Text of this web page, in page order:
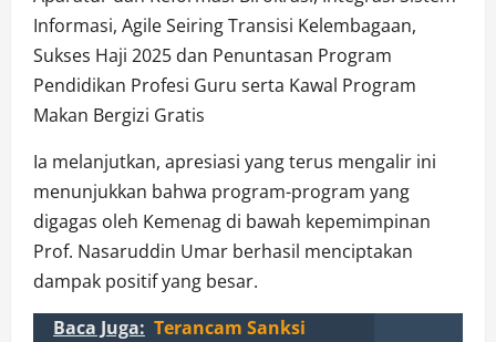
Informasi, Agile Seiring Transisi Kelembagaan,
Sukses Haji 2025 dan Penuntasan Program
Pendidikan Profesi Guru serta Kawal Program
Makan Bergizi Gratis
Ia melanjutkan, apresiasi yang terus mengalir ini
menunjukkan bahwa program-program yang
digagas oleh Kemenag di bawah kepemimpinan
Prof. Nasaruddin Umar berhasil menciptakan
dampak positif yang besar.
Baca Juga: Terancam Sanksi